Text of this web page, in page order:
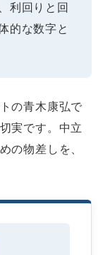
利回りと回
的な数字と
の青木康弘で
実です。中立
の物差しを、